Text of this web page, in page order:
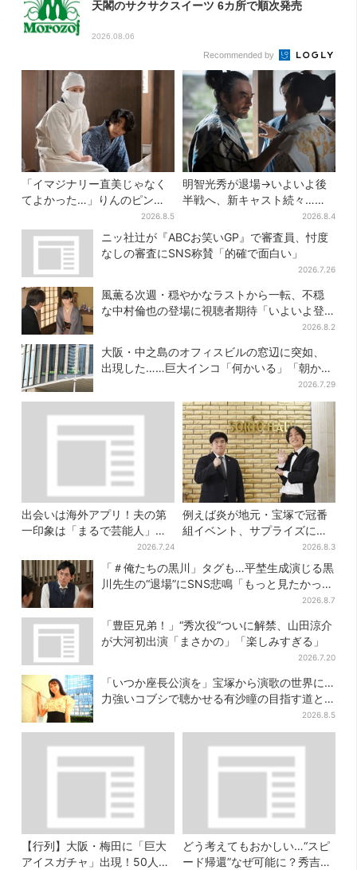
天閣のサクサクスイーツ 6カ所で順次発売
2026.08.06
Recommended by
「イマジナリー直美じゃなく
てよかった…」りんのピンチ
に駆けつける直美、ベストな
タイミングに視聴者歓喜
2026.8.5
明智光秀が退場→いよいよ後
半戦へ、新キャスト続々…
「豊臣兄弟！」振り返り＆第
30回あらすじ
2026.8.4
ニッ社辻が『ABCお笑いGP』で審査員、忖度
なしの審査にSNS称賛「的確で面白い」
2026.7.26
風薫る次週・穏やかなラストから一転、不穏
な中村倫也の登場に視聴者期待「いよいよ登
2026.8.2
大阪・中之島のオフィスビルの窓辺に突如、
出現した……巨大インコ「何かいる」「朝から
2026.7.29
出会いは海外アプリ！夫の第
一印象は「まるで芸能人」→
送迎・弁当・カジノデートま
で…結婚前に尽くしまくり
2026.7.24
例えば炎が地元・宝塚で冠番
組イベント、サプライズに会
場騒然「まさか本人が出てく
るとは…」
2026.8.3
「＃俺たちの黒川」タグも…平埜生成演じる黒
川先生の“退場”にSNS悲鳴「もっと見たかっ
2026.8.7
「豊臣兄弟！」“秀次役”ついに解禁、山田涼介
が大河初出演「まさかの」「楽しみすぎる」
2026.7.20
「いつか座長公演を」宝塚から演歌の世界に…
力強いコブシで聴かせる有沙瞳の目指す道と
2026.8.5
【行列】大阪・梅田に「巨大
アイスガチャ」出現！50人以
どう考えてもおかしい…“スピ
ード帰還”なぜ可能に？秀吉が